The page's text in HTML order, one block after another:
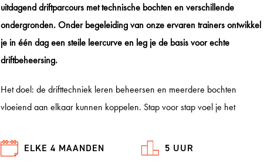
uitdagend driftparcours met technische bochten en verschillende
ondergronden. Onder begeleiding van onze ervaren trainers ontwikkel
je in één dag een steile leercurve en leg je de basis voor echte
driftbeheersing.
Het doel: de drifttechniek leren beheersen en meerdere bochten
vloeiend aan elkaar kunnen koppelen. Stap voor stap voel je het
ELKE 4 MAANDEN 5 UUR